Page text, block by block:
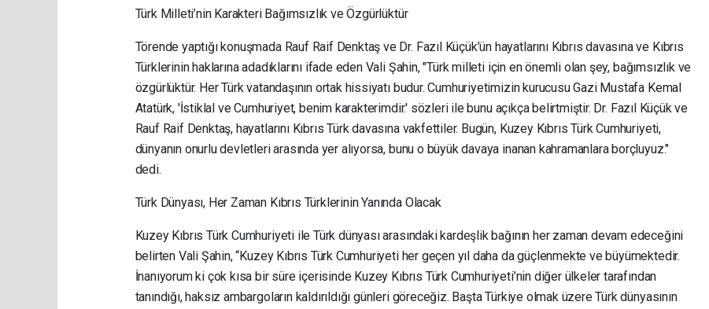
Türk Milleti’nin Karakteri Bağımsızlık ve Özgürlüktür
Törende yaptığı konuşmada Rauf Raif Denktaş ve Dr. Fazıl Küçük’ün hayatlarını Kıbrıs davasına ve Kıbrıs
Türklerinin haklarına adadıklarını ifade eden Vali Şahin, "Türk milleti için en önemli olan şey, bağımsızlık ve
özgürlüktür. Her Türk vatandaşının ortak hissiyatı budur. Cumhuriyetimizin kurucusu Gazi Mustafa Kemal
Atatürk, 'İstiklal ve Cumhuriyet, benim karakterimdir.' sözleri ile bunu açıkça belirtmiştir. Dr. Fazıl Küçük ve
Rauf Raif Denktaş, hayatlarını Kıbrıs Türk davasına vakfettiler. Bugün, Kuzey Kıbrıs Türk Cumhuriyeti,
dünyanın onurlu devletleri arasında yer alıyorsa, bunu o büyük davaya inanan kahramanlara borçluyuz."
dedi.
Türk Dünyası, Her Zaman Kıbrıs Türklerinin Yanında Olacak
Kuzey Kıbrıs Türk Cumhuriyeti ile Türk dünyası arasındaki kardeşlik bağının her zaman devam edeceğini
belirten Vali Şahin, “Kuzey Kıbrıs Türk Cumhuriyeti her geçen yıl daha da güçlenmekte ve büyümektedir.
İnanıyorum ki çok kısa bir süre içerisinde Kuzey Kıbrıs Türk Cumhuriyeti’nin diğer ülkeler tarafından
tanındığı, haksız ambargoların kaldırıldığı günleri göreceğiz. Başta Türkiye olmak üzere Türk dünyasının